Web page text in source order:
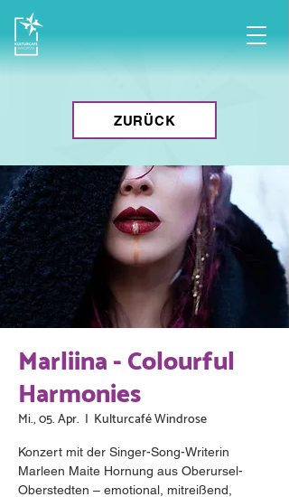
ZURÜCK
Marliina - Colourful
Harmonies
Mi., 05. Apr.
  |
Kulturcafé Windrose
Konzert mit der Singer-Song-Writerin
Marleen Maite Hornung aus Oberursel-
Oberstedten – emotional, mitreißend,